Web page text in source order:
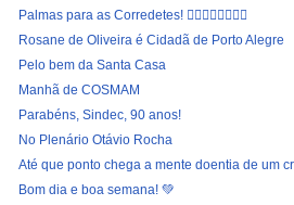
Palmas para as Corredetes! 🏃🏻‍♀️🏃‍♀️🏃🏾‍♀️
Rosane de Oliveira é Cidadã de Porto Alegre
Pelo bem da Santa Casa
Manhã de COSMAM
Parabéns, Sindec, 90 anos!
No Plenário Otávio Rocha
Até que ponto chega a mente doentia de um
Bom dia e boa semana! 💚